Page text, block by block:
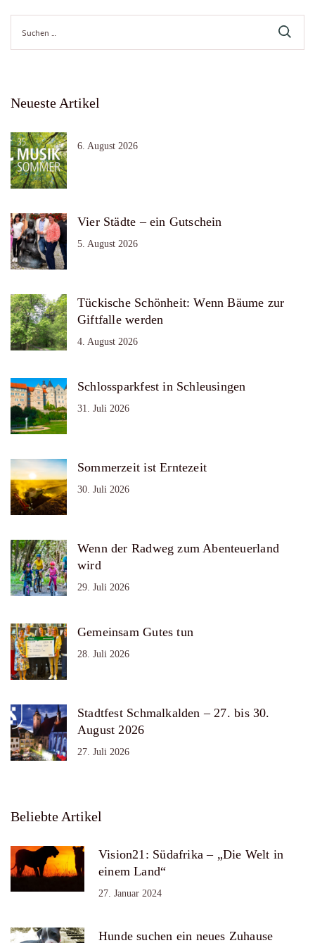
nach:
Neueste Artikel
6. August 2026
Vier Städte – ein Gutschein
5. August 2026
Tückische Schönheit: Wenn Bäume zur
Giftfalle werden
4. August 2026
Schlossparkfest in Schleusingen
31. Juli 2026
Sommerzeit ist Erntezeit
30. Juli 2026
Wenn der Radweg zum Abenteuerland
wird
29. Juli 2026
Gemeinsam Gutes tun
28. Juli 2026
Stadtfest Schmalkalden – 27. bis 30.
August 2026
27. Juli 2026
Beliebte Artikel
Vision21: Südafrika – „Die Welt in
einem Land“
27. Januar 2024
Hunde suchen ein neues Zuhause